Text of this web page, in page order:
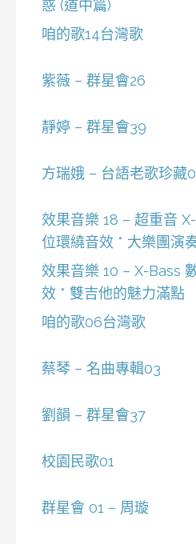
惑 (道中篇)
咱的歌14台灣歌
紫薇 – 群星會26
靜婷 – 群星會39
方瑞娥 – 台語老歌珍藏
效果音樂 18 – 超重音
位環繞音效 * 大樂團演
效果音樂 10 – X-Bass
效 * 雙吉他的魅力滿點
咱的歌06台灣歌
蔡琴 – 名曲專輯03
劉韻 – 群星會37
校園民歌01
群星會 01 – 周璇